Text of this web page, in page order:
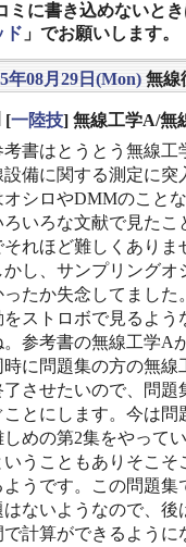
ミに書き込めないとき
ド 」でお願いします。
年08月29日(Mon) 無線
[一陸技] 無線工学A/無
考書はとうとう無線工
設備に関する測定に突
オシロやDMMのこと
ろいろな文献で見たこ
それほど難しくありま
かし、サンプリングオ
ったか失念してました
をストロボで見るよう
。参考書の無線工学A
時に問題集の方の無線
了させたいので、問題
ことにします。今は問
しめの第2集をやって
いうこともありそこそ
ようです。この問題集
はないようなので、後
で計算ができるように